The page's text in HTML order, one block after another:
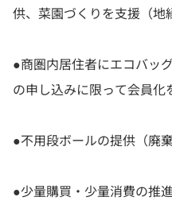
供、菜園づくりを支援（地
●商圏内居住者にエコバッ
の申し込みに限って会員化
●不用段ボールの提供（廃
●少量購買・少量消費の推